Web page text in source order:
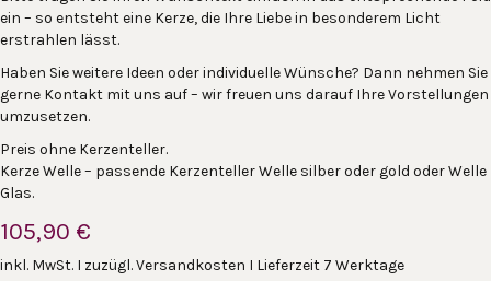
ein – so entsteht eine Kerze, die Ihre Liebe in besonderem Licht
erstrahlen lässt.
Haben Sie weitere Ideen oder individuelle Wünsche? Dann nehmen Sie
gerne Kontakt mit uns auf – wir freuen uns darauf Ihre Vorstellungen
umzusetzen.
Preis ohne Kerzenteller.
Kerze Welle – passende Kerzenteller Welle silber oder gold oder Welle
Glas.
105,90 €
inkl. MwSt. I zuzügl. Versandkosten I Lieferzeit 7 Werktage